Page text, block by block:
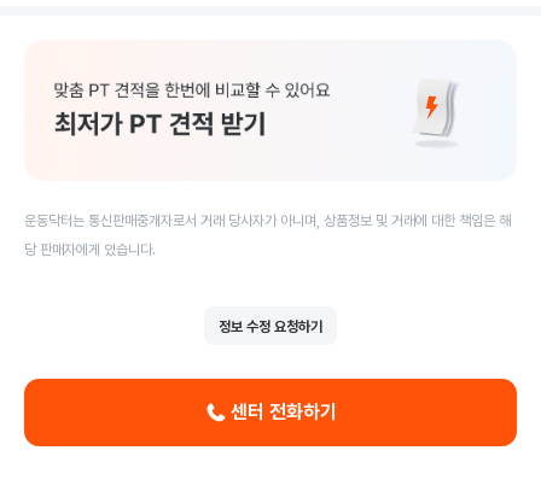
운동닥터는 통신판매중개자로서 거래 당사자가 아니며, 상품정보 및 거래에 대한 책임은 해
당 판매자에게 있습니다.
정보 수정 요청하기
센터 전화하기